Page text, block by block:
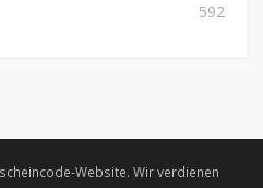
592
Website. Wir verdienen